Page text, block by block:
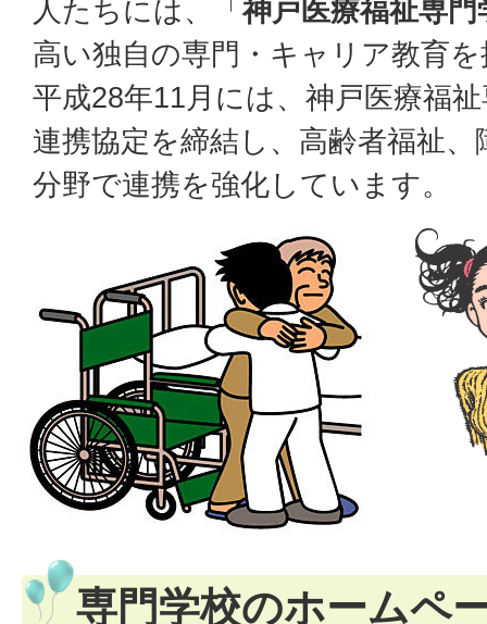
人たちには、「神戸医療福祉専門
高い独自の専門・キャリア教育
平成28年11月には、神戸医療福
連携協定を締結し、高齢者福祉
分野で連携を強化しています。
専門学校のホームペ